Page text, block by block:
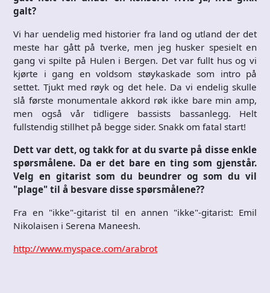
galt?
Vi har uendelig med historier fra land og utland der det
meste har gått på tverke, men jeg husker spesielt en
gang vi spilte på Hulen i Bergen. Det var fullt hus og vi
kjørte i gang en voldsom støykaskade som intro på
settet. Tjukt med røyk og det hele. Da vi endelig skulle
slå første monumentale akkord røk ikke bare min amp,
men også vår tidligere bassists bassanlegg. Helt
fullstendig stillhet på begge sider. Snakk om fatal start!
Dett var dett, og takk for at du svarte på disse enkle
spørsmålene. Da er det bare en ting som gjenstår.
Velg en gitarist som du beundrer og som du vil
"plage" til å besvare disse spørsmålene??
Fra en "ikke"-gitarist til en annen "ikke"-gitarist: Emil
Nikolaisen i Serena Maneesh.
http://www.myspace.com/arabrot